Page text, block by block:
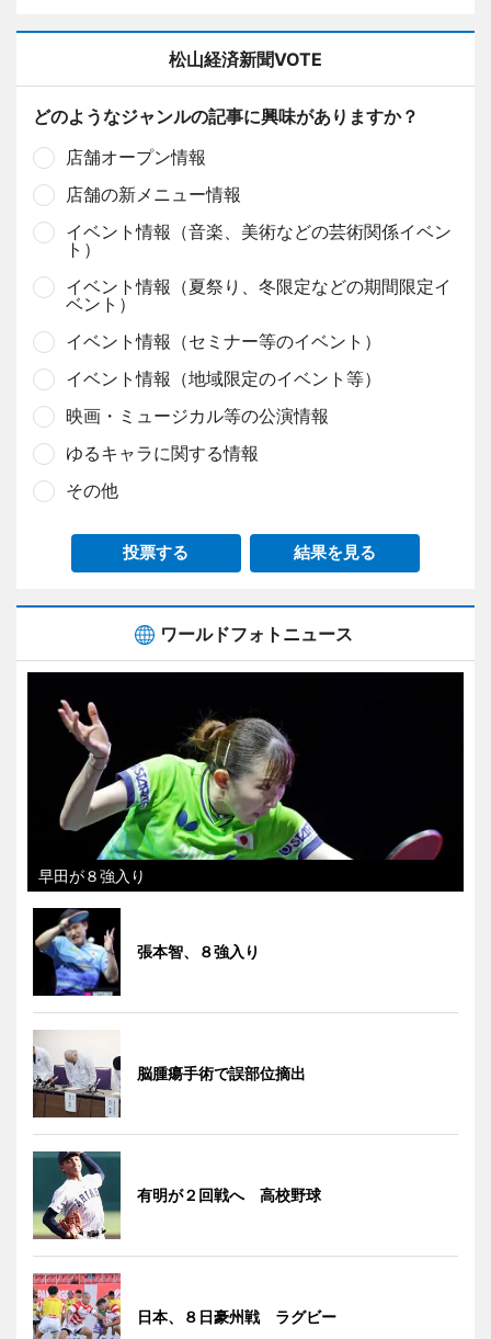
松山経済新聞VOTE
どのようなジャンルの記事に興味がありますか？
店舗オープン情報
店舗の新メニュー情報
イベント情報（音楽、美術などの芸術関係イベン
ト）
イベント情報（夏祭り、冬限定などの期間限定イ
ベント）
イベント情報（セミナー等のイベント）
イベント情報（地域限定のイベント等）
映画・ミュージカル等の公演情報
ゆるキャラに関する情報
その他
投票する 結果を見る
ワールドフォトニュース
早田が８強入り
張本智、８強入り
脳腫瘍手術で誤部位摘出
有明が２回戦へ 高校野球
日本、８日豪州戦 ラグビー